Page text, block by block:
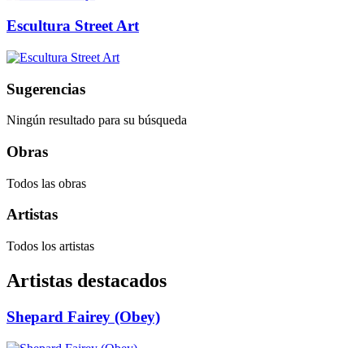
Escultura Street Art
Sugerencias
Ningún resultado para su búsqueda
Obras
Todos las obras
Artistas
Todos los artistas
Artistas destacados
Shepard Fairey (Obey)